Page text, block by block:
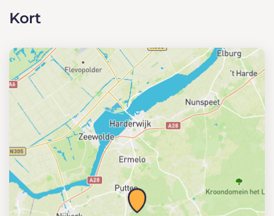
Kort